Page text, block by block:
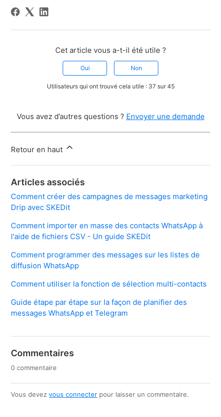
Cet article vous a-t-il été utile ?
Oui Non
Utilisateurs qui ont trouvé cela utile : 37 sur 45
Vous avez d’autres questions ? Envoyer une demande
Retour en haut
Articles associés
Comment créer des campagnes de messages marketing
Drip avec SKEDit
Comment importer en masse des contacts WhatsApp à
l'aide de fichiers CSV - Un guide SKEDit
Comment programmer des messages sur les listes de
diffusion WhatsApp
Comment utiliser la fonction de sélection multi-contacts
Guide étape par étape sur la façon de planifier des
messages WhatsApp et Telegram
Commentaires
0 commentaire
Vous devezvous connecter pour laisser un commentaire.